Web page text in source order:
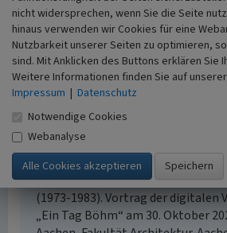
Architektur heute? In: Architektur –
Zusammenhänge. Festschrift für
53-59. München.
Kauhsen, Bruno (Hrsg.) (1990)
Zusammenhänge, Festschrift für
München.
Pehnt, Wolfgang (1999)
Paperback.) Basel. Online verfügbar:
Inhaltsverzeichnis
Pieper, Jan (2020) Architektur
Architekt und Bauhistoriker bei
(1973-1983). Vortrag der digitalen
„Ein Tag Böhm“ am 30. Oktober
nicht widersprechen, wenn Sie die Seite
hinaus verwenden wir Cookies für eine
Nutzbarkeit unserer Seiten zu optimieren,
sind. Mit Anklicken des Buttons erklären Sie
Weitere Informationen finden Sie auf
Impressum | Datenschutz
Notwendige Cookies
Webanalyse